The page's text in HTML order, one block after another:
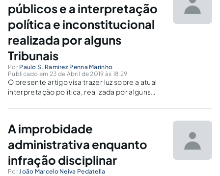
públicos e a interpretação
política e inconstitucional
realizada por alguns
Tribunais
Por Paulo S. Ramirez Penna Marinho
Publicado em 23 de Abril de 2019 às 18:29
O presente artigo visa trazer luz sobre a atual
interpretação política, realizada por alguns
constitucional,em relação as carreiras regidas
A improbidade
administrativa enquanto
infração disciplinar
PorJoão Marcelo Neiva Pedatella